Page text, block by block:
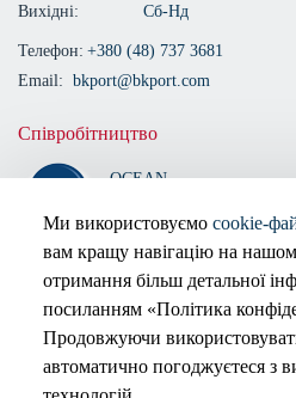
Ми використовуємо cookie-
вам кращу навігацію на
отримання більш детальної
посиланням «Політика
Продовжуючи
автоматично погоджуєтеся з
Вихідні:
Сб-Нд
Телефон: +380 (48) 737 3681
Email: bkport@bkport.com
Співробітництво
OCEAN
Сертифіковано